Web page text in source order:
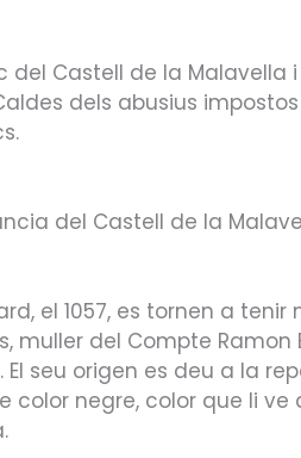
Castell de la Malavella
dels abusius
del Castell de la
el 1057, es tornen a
del Compte Ramon
seu origen es deu a la
color negre, color que li